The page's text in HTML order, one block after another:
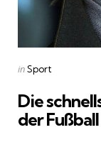
Categories
Posted
inSport
Die
der